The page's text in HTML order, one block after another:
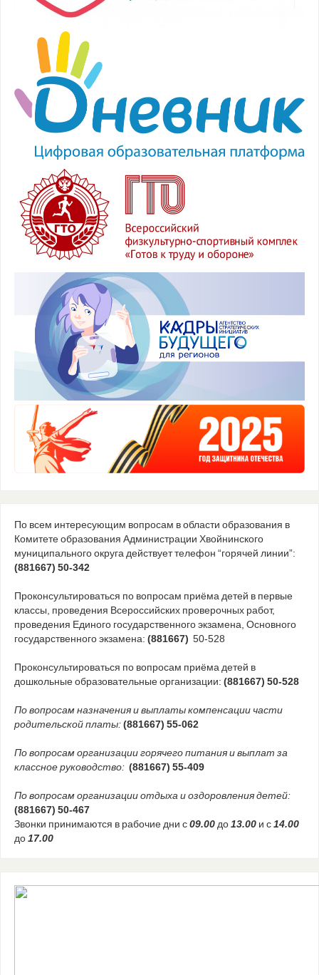
По всем интересующим вопросам в области образования в
Комитете образования Администрации Хвойнинского
муниципального округа действует телефон “горячей линии”:
(881667) 50-342
Проконсультироваться по вопросам приёма детей в первые
классы, проведения Всероссийских проверочных работ,
проведения Единого государственного экзамена, Основного
государственного экзамена: (881667) 50-528
Проконсультироваться по вопросам приёма детей в
дошкольные образовательные организации: (881667) 50-528
По вопросам назначения и выплаты компенсации части
родительской платы:(881667) 55-062
По вопросам организации горячего питания и выплат за
классное руководство:(881667) 55-409
По вопросам организации отдыха и оздоровления детей:
(881667) 50-467
Звонки принимаются в рабочие дни с09.00до13.00и с14.00
до17.00